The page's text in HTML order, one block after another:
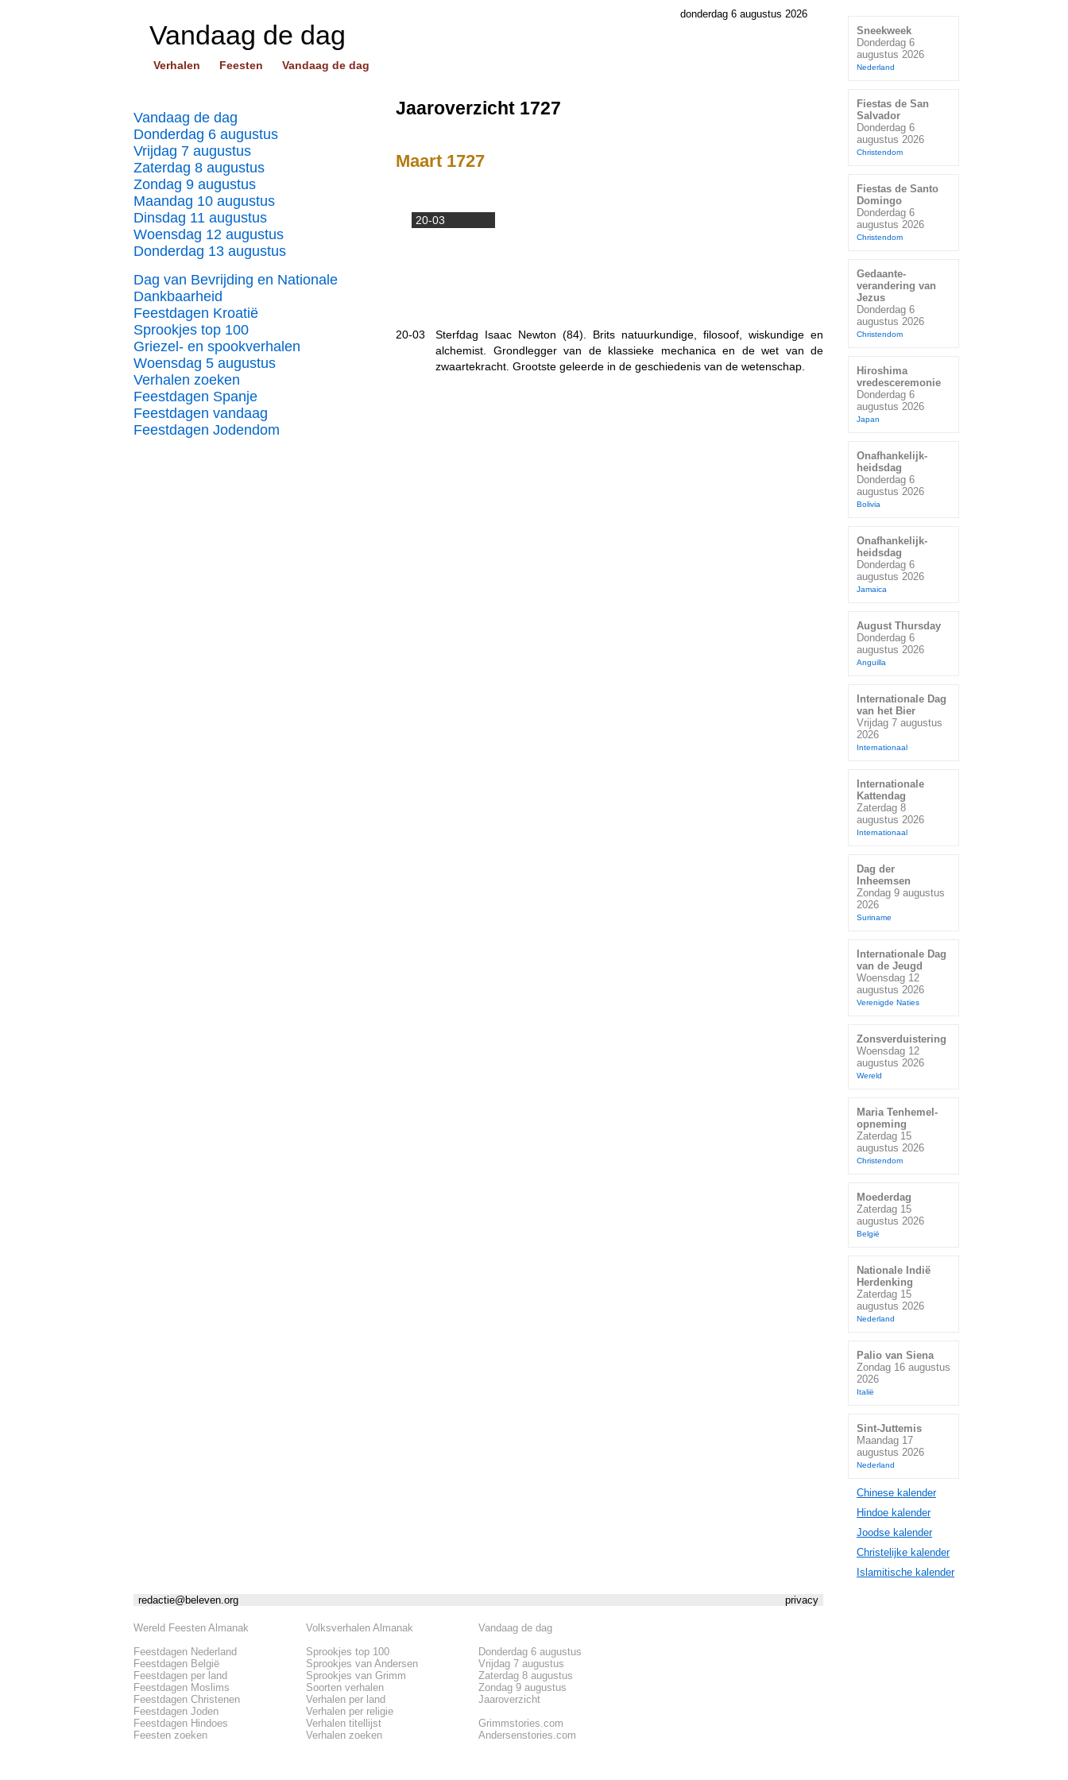
Sneekweek
Donderdag 6
augustus 2026
Nederland
Fiestas de San
Salvador
Donderdag 6
augustus 2026
Christendom
Fiestas de Santo
Domingo
Donderdag 6
augustus 2026
Christendom
Gedaante-
verandering van
Jezus
Donderdag 6
augustus 2026
Christendom
Hiroshima
vredesceremonie
Donderdag 6
augustus 2026
Japan
Onafhankelijk-
heidsdag
Donderdag 6
augustus 2026
Bolivia
Onafhankelijk-
heidsdag
Donderdag 6
augustus 2026
Jamaica
August Thursday
Donderdag 6
augustus 2026
Anguilla
Internationale Dag
van het Bier
Vrijdag 7 augustus
2026
Internationaal
Internationale
Kattendag
Zaterdag 8
augustus 2026
Internationaal
Dag der
Inheemsen
Zondag 9 augustus
2026
Suriname
Internationale Dag
van de Jeugd
Woensdag 12
augustus 2026
Verenigde Naties
Zonsverduistering
Woensdag 12
augustus 2026
Wereld
Maria Tenhemel-
opneming
Zaterdag 15
augustus 2026
Christendom
Moederdag
Zaterdag 15
augustus 2026
België
Nationale Indië
Herdenking
Zaterdag 15
augustus 2026
Nederland
Palio van Siena
Zondag 16 augustus
2026
Italië
Sint-Juttemis
Maandag 17
augustus 2026
Nederland
Chinese kalender
Hindoe kalender
Joodse kalender
Christelijke kalender
Islamitische kalender
donderdag 6 augustus 2026
Vandaag de dag
Verhalen Feesten Vandaag de dag
Vandaag de dag
Donderdag 6 augustus
Vrijdag 7 augustus
Zaterdag 8 augustus
Zondag 9 augustus
Maandag 10 augustus
Dinsdag 11 augustus
Woensdag 12 augustus
Donderdag 13 augustus
Dag van Bevrijding en Nationale
Dankbaarheid
Feestdagen Kroatië
Sprookjes top 100
Griezel- en spookverhalen
Woensdag 5 augustus
Verhalen zoeken
Feestdagen Spanje
Feestdagen vandaag
Feestdagen Jodendom
Jaaroverzicht 1727
Maart 1727
20-03
20-03
Sterfdag Isaac Newton (84). Brits natuurkundige, filosoof, wiskundige en
alchemist. Grondlegger van de klassieke mechanica en de wet van de
zwaartekracht. Grootste geleerde in de geschiedenis van de wetenschap.
privacy
redactie@beleven.org
Wereld Feesten Almanak
Feestdagen Nederland
Feestdagen België
Feestdagen per land
Feestdagen Moslims
Feestdagen Christenen
Feestdagen Joden
Feestdagen Hindoes
Feesten zoeken
Volksverhalen Almanak
Sprookjes top 100
Sprookjes van Andersen
Sprookjes van Grimm
Soorten verhalen
Verhalen per land
Verhalen per religie
Verhalen titellijst
Verhalen zoeken
Vandaag de dag
Donderdag 6 augustus
Vrijdag 7 augustus
Zaterdag 8 augustus
Zondag 9 augustus
Jaaroverzicht
Grimmstories.com
Andersenstories.com